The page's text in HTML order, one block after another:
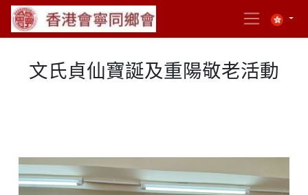
文氏貞仙寶誕及重陽敬老活動